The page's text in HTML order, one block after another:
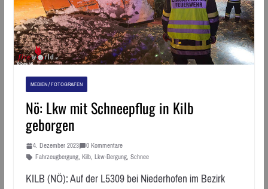
MEDIEN / FOTOGRAFEN
Nö: Lkw mit Schneepflug in Kilb
geborgen
4. Dezember 2023
0 Kommentare
Fahrzeugbergung, Kilb, Lkw-Bergung, Schnee
KILB (NÖ): Auf der L5309 bei Niederhofen im Bezirk